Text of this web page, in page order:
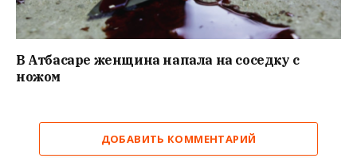
В Атбасаре женщина напала на соседку с
ножом
ДОБАВИТЬ КОММЕНТАРИЙ